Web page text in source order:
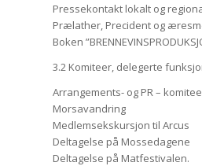
Pressekontakt lokalt og
Prælather, Precident og
Boken
3.2 Komiteer, delegerte
Arrangements- og PR –
Morsavandring
Medlemsekskursjon til Arcus
Deltagelse på Mossedagene
Deltagelse på Matfestivalen.